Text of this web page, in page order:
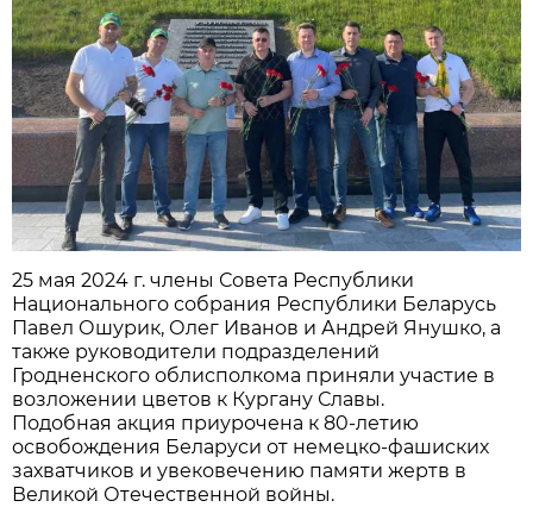
25 мая 2024 г. члены Совета Республики
Национального собрания Республики Беларусь
Павел Ошурик, Олег Иванов и Андрей Янушко, а
также руководители подразделений
Гродненского облисполкома приняли участие в
возложении цветов к Кургану Славы.
Подобная акция приурочена к 80-летию
освобождения Беларуси от немецко-фашиских
захватчиков и увековечению памяти жертв в
Великой Отечественной войны.